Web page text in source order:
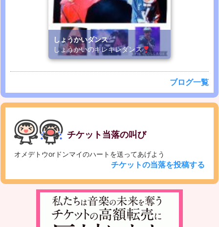
しょうかいダンス
しょうかいのキレキレダンス
ブログ一覧
チケット当落の叫び
オメデトウorドンマイのハートを送ってあげよう
チケットの当落を投稿する